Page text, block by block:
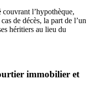
couvrant l’hypothèque,
de décès, la part de l’un
héritiers au lieu du
immobilier et